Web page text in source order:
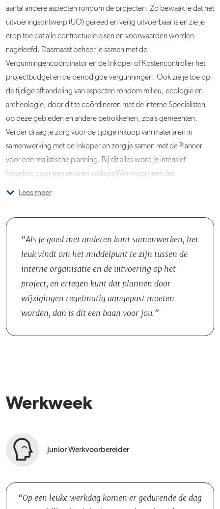
aantal andere aspecten rondom de projecten. Zo bewaak je dat het
uitvoeringsontwerp (UO) gereed en veilig uitvoerbaar is en zie je
erop toe dat alle contractuele eisen en voorwaarden worden
nageleefd. Daarnaast beheer je samen met de
Vergunningencoördinator en de Inkoper of Kostencontroller het
projectbudget en de benodigde vergunningen. Ook zie je toe op
de tijdige afhandeling van aspecten rondom milieu, ecologie en
archeologie, door dit te coördineren met de interne Specialisten
op deze gebieden en andere betrokkenen, zoals gemeenten.
Verder draag je zorg voor de tijdige inkoop van materialen in
samenwerking met de Inkoper en zorg je samen met de Planner
voor een realistische planning. Bij dit alles word je intensief
begeleid door een ervaren collega-Werkvoorbereider.
Het team waarin je komt te werken is afhankelijk van het project.
Werkvoorbereider die jou begeleidt en de Supervisor die jou
wegwijs maakt in de organisatie. Je werkt dagelijks samen met veel
verschillende collega's, zoals Ontwerpers, Uitvoerders, Planners,
Milieuadviseurs en Projectleiders. Er hangt een informeel en
Lees meer
Als je goed met anderen kunt samenwerken, het
leuk vindt om het middelpunt te zijn tussen de
interne organisatie en de uitvoering op het
project, en ertegen kunt dat plannen door
wijzigingen regelmatig aangepast moeten
worden, dan is dit een baan voor jou.
Werkweek
Junior Werkvoorbereider
Op een leuke werkdag komen er gedurende de dag